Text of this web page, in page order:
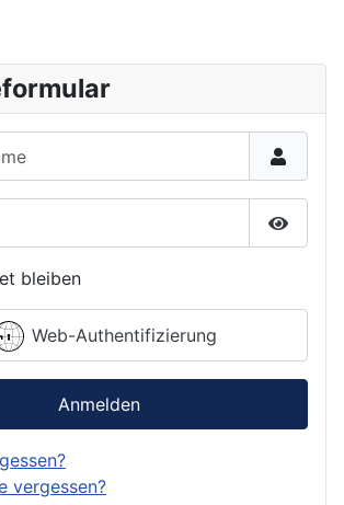
Neu Neu Neu Ab 13:00 Uhr sind wir täglich
bleiben
Web-Authentifizierung
Anmelden
vergessen?